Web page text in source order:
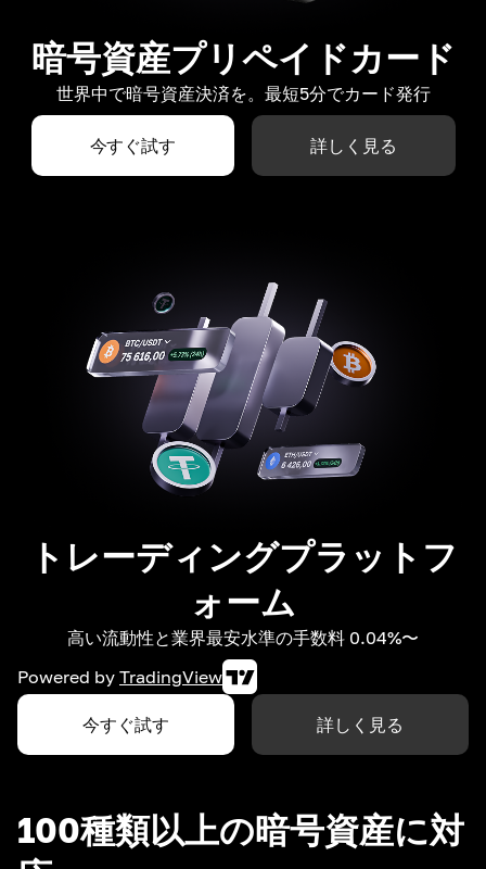
暗号資産プリペイドカード
世界中で暗号資産決済を。最短5分でカード発行
今すぐ試す 詳しく見る
トレーディングプラットフ
ォーム
高い流動性と業界最安水準の手数料 0.04%〜
Powered by TradingView
今すぐ試す 詳しく見る
100種類以上の暗号資産に対